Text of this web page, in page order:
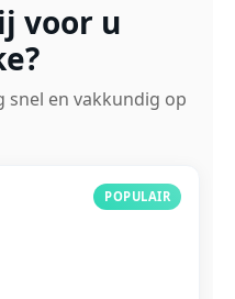
voor u
snel en vakkundig op
POPULAIR